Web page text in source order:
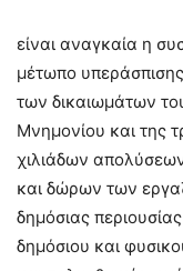
είναι αναγκαία η
μέτωπο
των δικαιωμάτων
Μνημονίου και της
χιλιάδων
και δώρων των
δημόσιας
δημόσιου και